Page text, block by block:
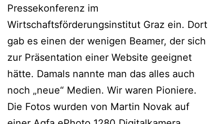
Pressekonferenz im
Wirtschaftsförderungsinstitut Graz ein. Dort
gab es einen der wenigen Beamer, der sich
zur Präsentation einer Website geeignet
hätte. Damals nannte man das alles auch
noch „neue“ Medien. Wir waren Pioniere.
Die Fotos wurden von Martin Novak auf